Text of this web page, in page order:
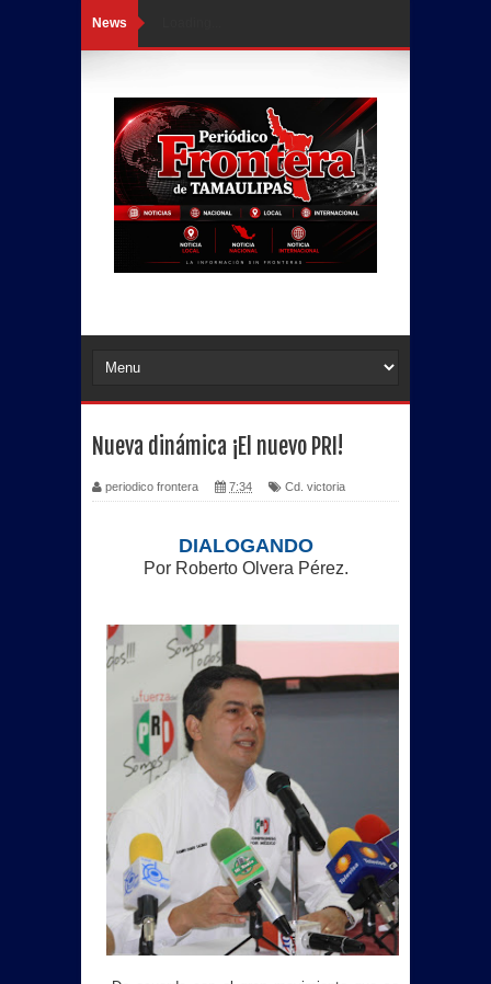
News
Nueva dinámica ¡El nuevo PRI!
periodico frontera 7:34 Cd. victoria
DIALOGANDO
Por Roberto Olvera Pérez.